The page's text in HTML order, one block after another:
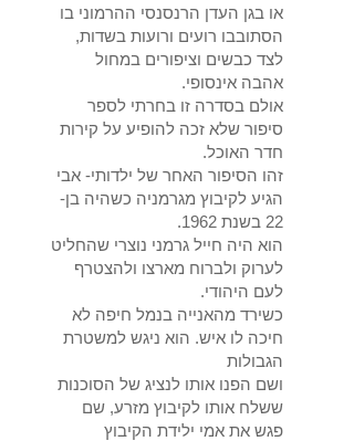
או בגן העדן הרנסנסי ההרמוני בו
הסתובבו רועים ורועות בשדות,
לצד כבשים וציפורים במחול
אהבה אינסופי.
אולם בסדרה זו בחרתי לספר
סיפור שלא זכה להופיע על קירות
חדר האוכל.
זהו הסיפור האחר של ילדותי- אבי
הגיע לקיבוץ מגרמניה כשהיה בן-
22 בשנת 1962.
הוא היה חייל גרמני נוצרי שהחליט
לערוק ולברוח מארצו ולהצטרף
לעם היהודי.
כשירד מהאנייה בנמל חיפה לא
חיכה לו איש. הוא ניגש למשטרת
הגבולות
ושם הפנו אותו לנציג של הסוכנות
ששלח אותו לקיבוץ מזרע, שם
פגש את אמי ילידת הקיבוץ